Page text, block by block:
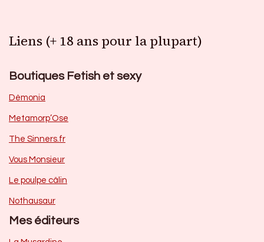
Liens (+ 18 ans pour la plupart)
Boutiques Fetish et sexy
Dèmonia
Metamorp’Ose
The Sinners.fr
Vous Monsieur
Le poulpe câlin
Nothausaur
Mes éditeurs